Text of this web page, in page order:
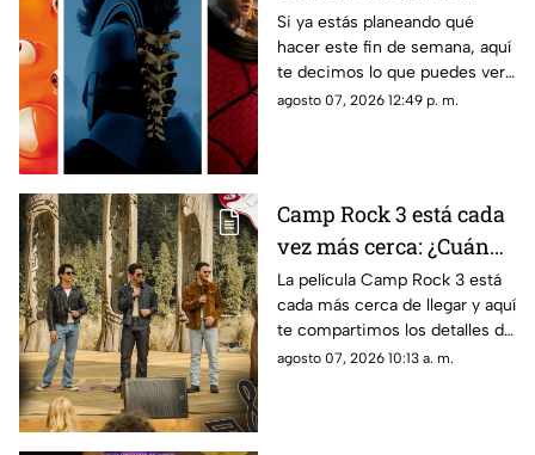
semana del 7 al 9 de
agosto de 2026?
Cartelera y
recomendaciones de
Si ya estás planeando qué
hacer este fin de semana, aquí
te decimos lo que puedes ver
en el cine en Cancún del 7 al 9
agosto 07, 2026 12:49 p. m.
Camp Rock 3 está cada
vez más cerca: ¿Cuándo
y en dónde se estrenará
la nueva película de los
Jonas Brothers?
La película Camp Rock 3 está
cada más cerca de llegar y aquí
te compartimos los detalles de
cuándo y dónde se estrenará la
agosto 07, 2026 10:13 a. m.